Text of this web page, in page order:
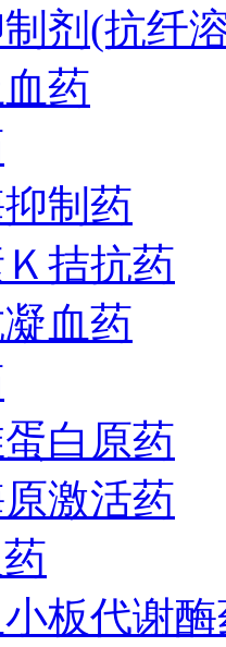
剂(抗纤
药
制药
拮抗药
血药
白原药
激活药
板代谢